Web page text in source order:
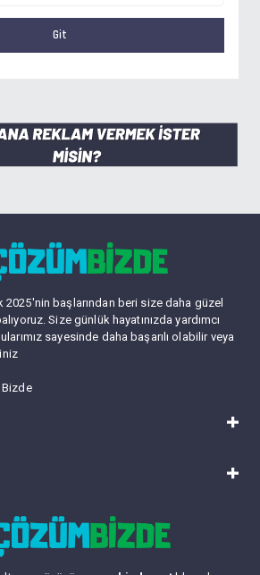
başlarından beri size daha güzel
Size günlük hayatınızda yardımcı
sayesinde daha başarılı olabilir veya
Kabul Et